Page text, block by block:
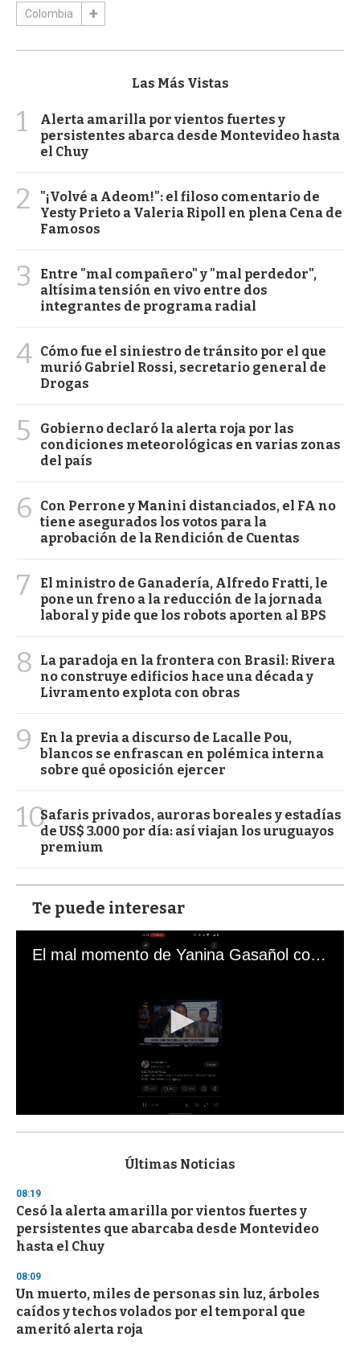
Colombia
Las Más Vistas
1
Alerta amarilla por vientos fuertes y
persistentes abarca desde Montevideo hasta
el Chuy
2
"¡Volvé a Adeom!": el filoso comentario de
Yesty Prieto a Valeria Ripoll en plena Cena de
Famosos
3
Entre "mal compañero" y "mal perdedor",
altísima tensión en vivo entre dos
integrantes de programa radial
4 Cómo fue el siniestro de tránsito por el que
murió Gabriel Rossi, secretario general de
Drogas
5
Gobierno declaró la alerta roja por las
condiciones meteorológicas en varias zonas
del país
6
Con Perrone y Manini distanciados, el FA no
tiene asegurados los votos para la
aprobación de la Rendición de Cuentas
7
El ministro de Ganadería, Alfredo Fratti, le
pone un freno a la reducción de la jornada
laboral y pide que los robots aporten al BPS
8
La paradoja en la frontera con Brasil: Rivera
no construye edificios hace una década y
Livramento explota con obras
9
En la previa a discurso de Lacalle Pou,
blancos se enfrascan en polémica interna
sobre qué oposición ejercer
10Safaris privados, auroras boreales y estadías
de US$ 3.000 por día: así viajan los uruguayos
premium
Te puede interesar
El mal momento de Yanina Gasañol con un hincha argentino en "Subrayado"
s
d
s
o
f
3
s
e
c
o
n
Últimas Noticias
08:19
Cesó la alerta amarilla por vientos fuertes y
persistentes que abarcaba desde Montevideo
hasta el Chuy
08:09
Un muerto, miles de personas sin luz, árboles
caídos y techos volados por el temporal que
ameritó alerta roja